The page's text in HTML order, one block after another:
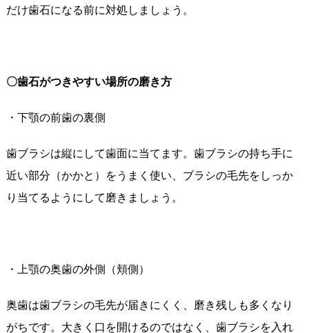
だけ歯石になる前に対処しましょう。
〇歯石がつきやすい場所の磨き方
・下顎の前歯の裏側
歯ブラシは縦にして歯面に当てます。歯ブラシの持ち手に
近い部分（かかと）をうまく使い、ブラシの毛先をしっか
り当てるようにして磨きましょう。
・上顎の奥歯の外側（頬側）
奥歯は歯ブラシの毛先が届きにくく、磨き残しも多くなり
がちです。大きく口を開けるのではなく、歯ブラシを入れ